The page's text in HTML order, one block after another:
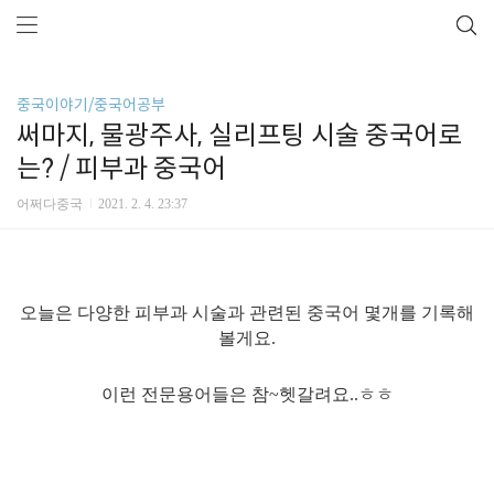
중국이야기/중국어공부
써마지, 물광주사, 실리프팅 시술 중국어로
는? / 피부과 중국어
어쩌다중국 2021. 2. 4. 23:37
오늘은 다양한 피부과 시술과 관련된 중국어 몇개를 기록해
볼게요.
이런 전문용어들은 참~헷갈려요..ㅎㅎ